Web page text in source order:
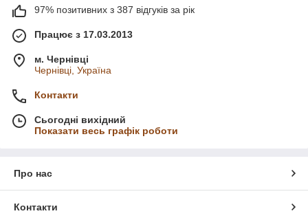
97% позитивних з 387 відгуків за рік
Працює з 17.03.2013
м. Чернівці
Чернівці, Україна
Контакти
Сьогодні вихідний
Показати весь графік роботи
Про нас
Контакти